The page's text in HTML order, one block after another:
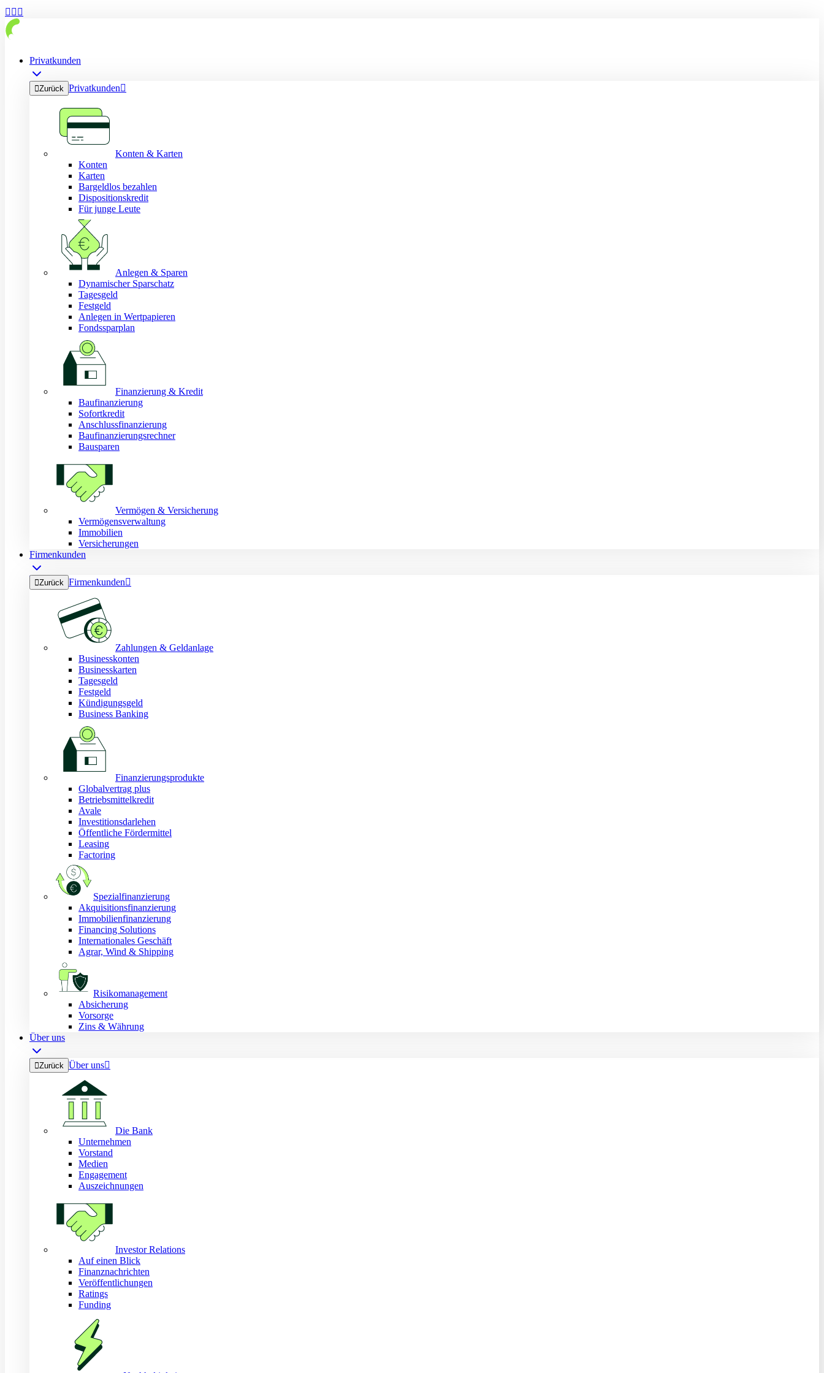
  
Privatkunden
Zurück Privatkunden
Konten & Karten
Konten
Karten
Bargeldlos bezahlen
Dispositionskredit
Für junge Leute
Anlegen & Sparen
Dynamischer Sparschatz
Tagesgeld
Festgeld
Anlegen in Wertpapieren
Fondssparplan
Finanzierung & Kredit
Baufinanzierung
Sofortkredit
Anschlussfinanzierung
Baufinanzierungsrechner
Bausparen
Vermögen & Versicherung
Vermögensverwaltung
Immobilien
Versicherungen
Firmenkunden
Zurück Firmenkunden
Zahlungen & Geldanlage
Businesskonten
Businesskarten
Tagesgeld
Festgeld
Kündigungsgeld
Business Banking
Finanzierungsprodukte
Globalvertrag plus
Betriebsmittelkredit
Avale
Investitionsdarlehen
Öffentliche Fördermittel
Leasing
Factoring
Spezialfinanzierung
Akquisitionsfinanzierung
Immobilienfinanzierung
Financing Solutions
Internationales Geschäft
Agrar, Wind & Shipping
Risikomanagement
Absicherung
Vorsorge
Zins & Währung
Über uns
Zurück Über uns
Die Bank
Unternehmen
Vorstand
Medien
Engagement
Auszeichnungen
Investor Relations
Auf einen Blick
Finanznachrichten
Veröffentlichungen
Ratings
Funding